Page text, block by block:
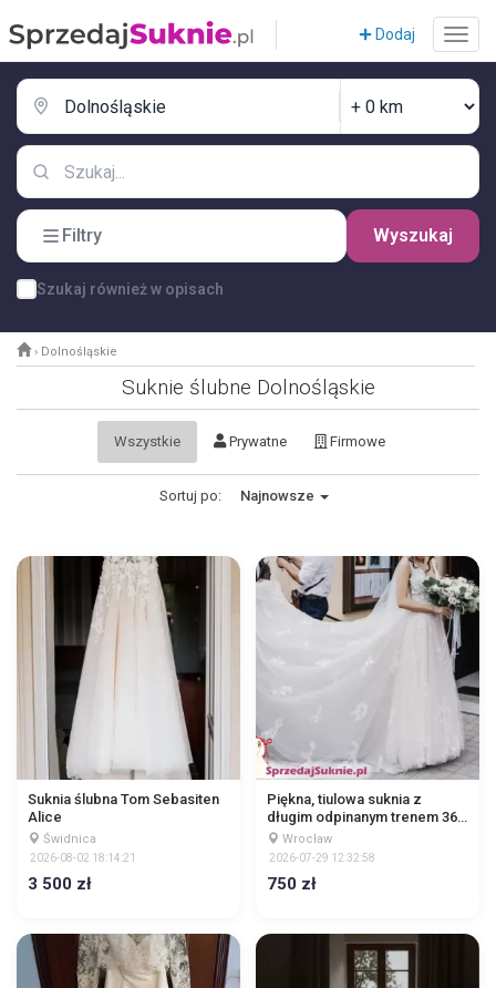
Dodaj
Filtry Wyszukaj
Szukaj również w opisach
› Dolnośląskie
Suknie ślubne Dolnośląskie
Wszystkie Prywatne Firmowe
Sortuj po: Najnowsze
Suknia ślubna Tom Sebasiten
Alice
Świdnica
2026-08-02 18:14:21
3 500 zł
Piękna, tiulowa suknia z
długim odpinanym trenem 36
S Wrocław
2026-07-29 12:32:58
750 zł